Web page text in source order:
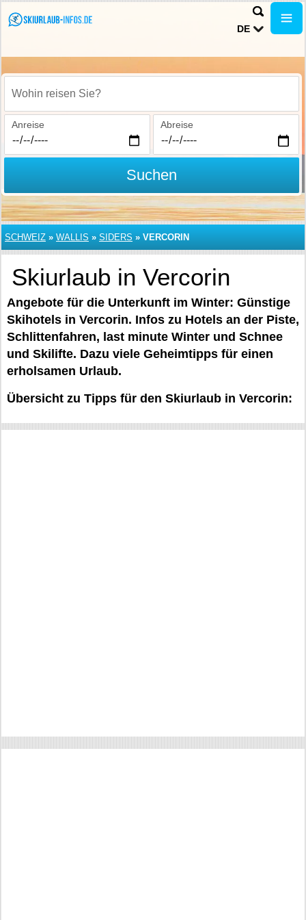
DE
Wohin reisen Sie?
Anreise Abreise
Suchen
SCHWEIZ » WALLIS » SIDERS » VERCORIN
Skiurlaub in Vercorin
Angebote für die Unterkunft im Winter: Günstige
Skihotels in Vercorin. Infos zu Hotels an der Piste,
Schlittenfahren, last minute Winter und Schnee
und Skilifte. Dazu viele Geheimtipps für einen
erholsamen Urlaub.
Übersicht zu Tipps für den Skiurlaub in Vercorin: